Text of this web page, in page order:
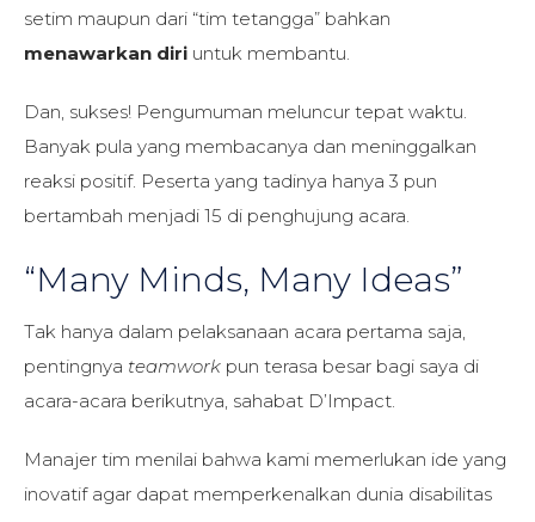
setim maupun dari “tim tetangga” bahkan
menawarkan diri untuk membantu.
Dan, sukses! Pengumuman meluncur tepat waktu.
Banyak pula yang membacanya dan meninggalkan
reaksi positif. Peserta yang tadinya hanya 3 pun
bertambah menjadi 15 di penghujung acara.
“Many Minds, Many Ideas”
Tak hanya dalam pelaksanaan acara pertama saja,
pentingnya teamwork pun terasa besar bagi saya di
acara-acara berikutnya, sahabat D’Impact.
Manajer tim menilai bahwa kami memerlukan ide yang
inovatif agar dapat memperkenalkan dunia disabilitas